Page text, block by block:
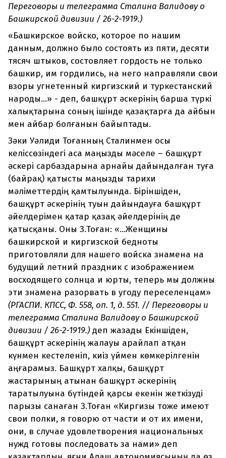
Переговоры и телеграмма Сталина Валидову о
Башкирской дивизии / 26-2-1919.)
«Башкирское войско, которое по нашим
данным, должно было состоять из пяти, десяти
тясяч штыков, состовляет гордость не только
башкир, им гордились, на него направляли свои
взоры угнетенный киргизский и туркестанский
народы...» - деп, башқұрт әскерінің барша түркі
халықтарына соның ішінде қазақтарға да айбын
мен айбар болғанын байыптады.
Зәки Уәлиди Тоғанның Сталинмен осы
келіссөзіндегі аса маңызды мәселе – башқұрт
әскері сарбаздарына арнайы дайындалған туға
(байрақ) қатысты маңызды тарихи
мәліметтердің қамтылуында. Біріншіден,
башқұрт әскерінің туын дайындауға башқұрт
әйелдерімен қатар қазақ әйелдерінің де
қатысқаны. Оны З.Тоған: «...Женщины
башкирской и киргизской бедноты
приготовляли для нашего войска знамена на
будущий летний праздник с изображением
восходящего солнца и юрты, теперь мы должны
эти знамена разорвать в угоду переселенцам»
(РГАСПИ. КПСС, Ф. 558, оп. 1, д. 551. // Переговоры и
телеграмма Сталина Валидову о Башкирской
дивизии / 26-2-1919.) деп жазады Екіншіден,
башқұрт әскерінің жалауы арайлап атқан
күнмен кестеленіп, киіз үймен көмкерілгенін
аңғарамыз. Башқұрт халқы, башқұрт
жастарының атынан башқұрт әскерінің
таратылуына бүтіндей қарсы екенін жеткізуді
парызы санаған З.Тоған «Киргизы тоже имеют
свои полки, я говорю от части и от их имени,
они, в случае удовлетворения национальных
нужд готовы последовать за нами» деп